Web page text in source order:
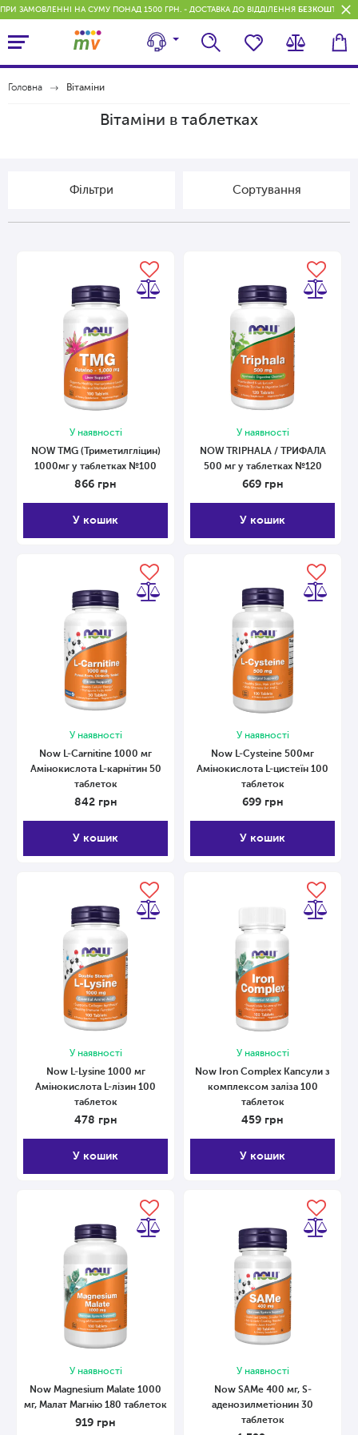
ПРИ ЗАМОВЛЕННІ НА СУМУ ПОНАД 1500 ГРН. - ДОСТАВКА ДО ВІДДІЛЕННЯ
Головна Вітаміни
Вітаміни в таблетках
Фільтри Сортування
У наявності
NOW TMG (Триметилгліцин)
1000мг у таблетках №100
866 грн
У кошик
У наявності
NOW TRIPHALA / ТРИФАЛА
500 мг у таблетках №120
669 грн
У кошик
У наявності
Now L-Carnitine 1000 мг
Амінокислота L-карнітин 50
таблеток
842 грн
У кошик
У наявності
Now L-Cysteine ​​500мг
Амінокислота L-цистеїн 100
таблеток
699 грн
У кошик
У наявності
Now L-Lysine 1000 мг
Амінокислота L-лізин 100
таблеток
478 грн
У кошик
У наявності
Now Iron Complex Капсули з
комплексом заліза 100
таблеток
459 грн
У кошик
У наявності
Now Magnesium Malate 1000
мг, Малат Магнію 180 таблеток
919 грн
У наявності
Now SAMe 400 мг, S-
аденозилметіонин 30
таблеток